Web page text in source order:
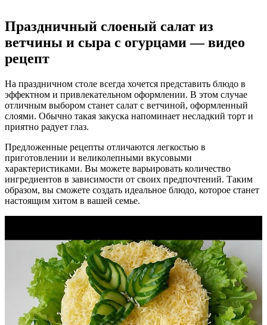
Праздничный слоеный салат из
ветчины и сыра с огурцами — видео
рецепт
На праздничном столе всегда хочется представить блюдо в
эффектном и привлекательном оформлении. В этом случае
отличным выбором станет салат с ветчиной, оформленный
слоями. Обычно такая закуска напоминает несладкий торт и
приятно радует глаз.
Предложенные рецепты отличаются легкостью в
приготовлении и великолепными вкусовыми
характеристиками. Вы можете варьировать количество
ингредиентов в зависимости от своих предпочтений. Таким
образом, вы сможете создать идеальное блюдо, которое станет
настоящим хитом в вашей семье.